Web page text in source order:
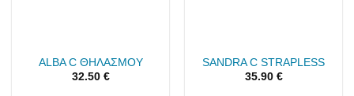
ALBA C ΘΗΛΑΣΜΟΥ
32.50 €
SANDRA C STRAPLESS
35.90 €